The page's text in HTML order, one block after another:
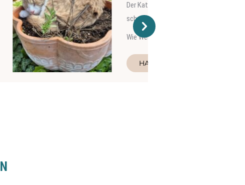
Zeitnah durfte er dann